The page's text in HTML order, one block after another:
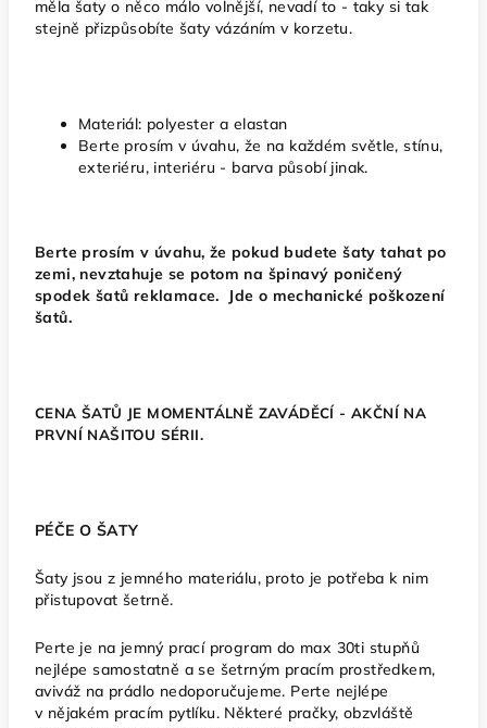
měla šaty o něco málo volnější, nevadí to - taky si tak
stejně přizpůsobíte šaty vázáním v korzetu.
Materiál: polyester a elastan
Berte prosím v úvahu, že na každém světle, stínu,
exteriéru, interiéru - barva působí jinak.
Berte prosím v úvahu, že pokud budete šaty tahat po
zemi, nevztahuje se potom na špinavý poničený
spodek šatů reklamace. Jde o mechanické poškození
šatů.
CENA ŠATŮ JE MOMENTÁLNĚ ZAVÁDĚCÍ - AKČNÍ NA
PRVNÍ NAŠITOU SÉRII.
PÉČE O ŠATY
Šaty jsou z jemného materiálu, proto je potřeba k nim
přistupovat šetrně.
Perte je na jemný prací program do max 30ti stupňů
nejlépe samostatně a se šetrným pracím prostředkem,
aviváž na prádlo nedoporučujeme. Perte nejlépe
v nějakém pracím pytlíku. Některé pračky, obzvláště